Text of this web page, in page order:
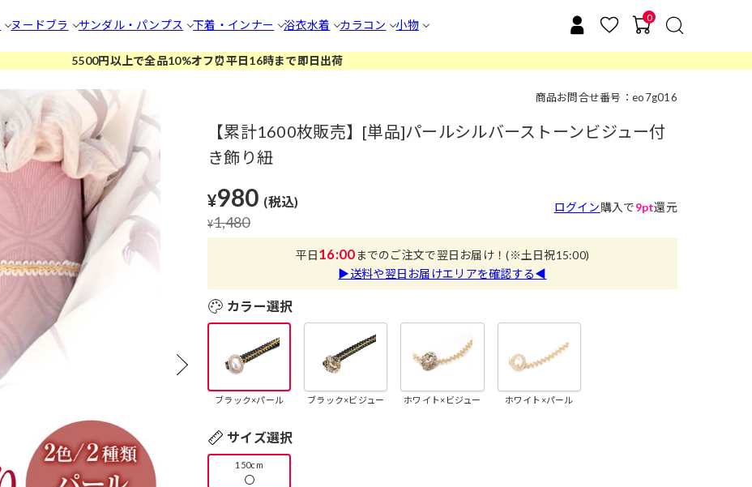
ヌードブラ サンダル・パンプス 下着・インナー 浴衣水着 カラコン 小物
0
5500円以上で全品10%オフ⏰平日16時まで即日出荷
商品お問合せ番号：eo7g016
【累計1600枚販売】[単品]パールシルバーストーンビジュー付
き飾り紐
¥980 (税込)
¥1,480
ログイン購入で9pt還元
平日16:00までのご注文で翌日お届け！(※土日祝15:00)
▶送料や翌日お届けエリアを確認する◀
カラー選択
ブラック×パール ブラック×ビジュー ホワイト×ビジュー ホワイト×パール
サイズ選択
150cm
〇